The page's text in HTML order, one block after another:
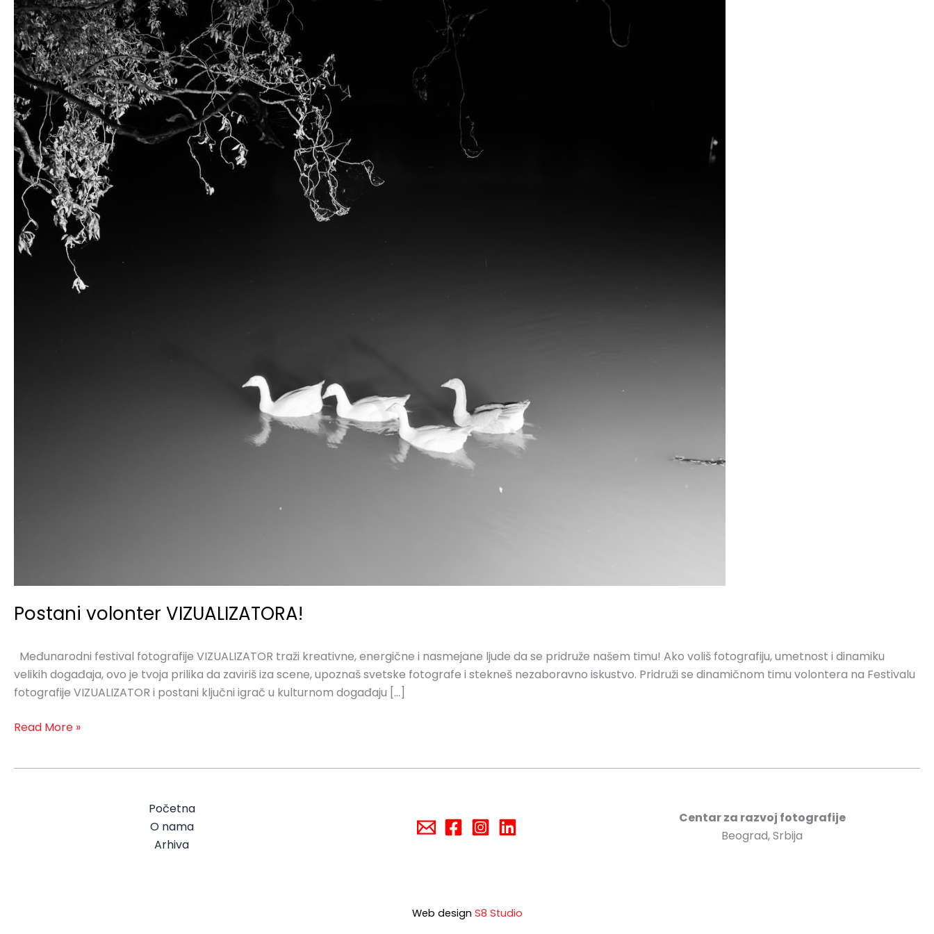
Postani volonter VIZUALIZATORA!
Međunarodni festival fotografije VIZUALIZATOR traži kreativne, energične i nasmejane ljude da se pridruže našem timu! Ako voliš fotografiju, umetnost i dinamiku
velikih događaja, ovo je tvoja prilika da zaviriš iza scene, upoznaš svetske fotografe i stekneš nezaboravno iskustvo. Pridruži se dinamičnom timu volontera na Festivalu
fotografije VIZUALIZATOR i postani ključni igrač u kulturnom događaju […]
Read More »
Početna
O nama
Arhiva
Centar za razvoj fotografije
Beograd, Srbija
Web design S8 Studio